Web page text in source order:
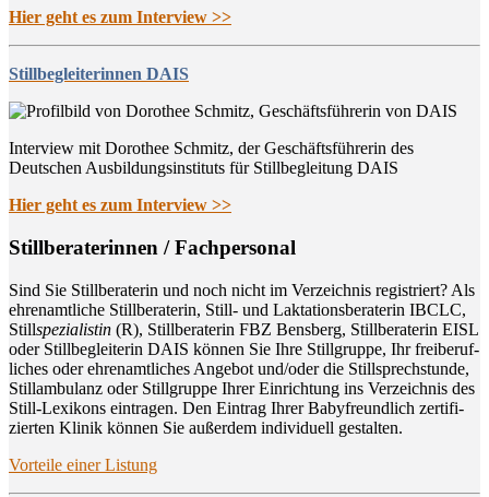
Hier geht es zum Interview >>
Stillbegleiterinnen DAIS
Interview mit Dorothee Schmitz, der Geschäftsführerin des
Deutschen Ausbildungsinstituts für Stillbegleitung DAIS
Hier geht es zum Interview >>
Still­be­ra­te­rin­nen / Fachpersonal
Sind Sie Still­be­ra­te­rin und noch nicht im Ver­zeich­nis regis­triert? Als
ehren­amt­li­che Still­be­ra­te­rin, Still- und Lak­ta­ti­ons­be­ra­te­rin IBCLC,
Stillspe­zia­lis­tin (R), Still­be­ra­te­rin FBZ Bens­berg, Still­be­ra­te­rin EISL
oder Still­be­glei­te­rin DAIS kön­nen Sie Ihre Still­grup­pe, Ihr frei­be­ruf­
li­ches oder ehren­amt­li­ches Ange­bot und/oder die Still­sprech­stun­de,
Still­am­bu­lanz oder Still­grup­pe Ihrer Ein­rich­tung ins Ver­zeich­nis des
Still-Lexi­kons ein­tra­gen. Den Ein­trag Ihrer Baby­freund­lich zer­ti­fi­
zier­ten Kli­nik kön­nen Sie außer­dem indi­vi­du­ell gestalten.
Vor­tei­le einer Listung